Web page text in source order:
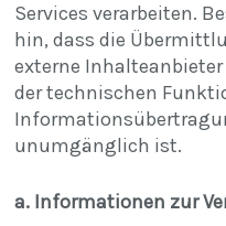
Services verarbeiten.
hin, dass die
externe
der technischen
unumgänglich ist.
a. Informationen zur